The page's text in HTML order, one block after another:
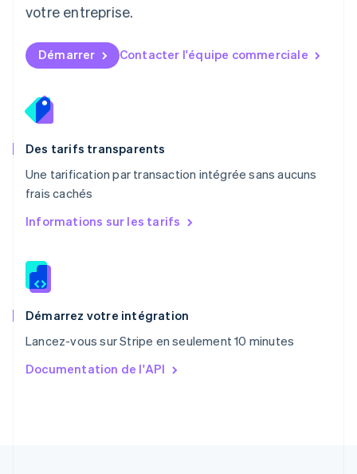
votre entreprise.
Démarrer Contacter l'équipe commerciale
Des tarifs transparents
Une tarification par transaction intégrée sans aucuns
frais cachés
Informations sur les tarifs
Démarrez votre intégration
Lancez-vous sur Stripe en seulement 10 minutes
Documentation de l'API
EspañolEnglish
English
Nouvelle-Zélande
Pays-Bas
Nederlands
English
PortuguêsEnglish
R.A.S. de Hong Kong, Chine
English
Roumanie
Royaume-Uni
English
English简体中文
English